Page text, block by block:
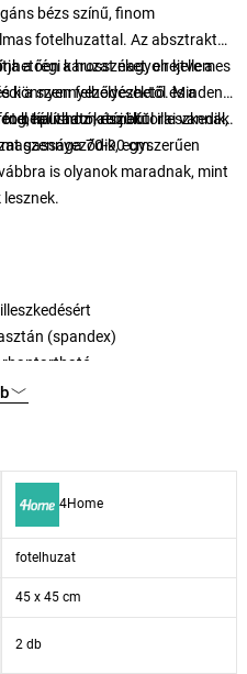
bézs színű, finom
fotelhuzattal. Az absztrakt
a régi karosszéket, elrejtve a
a szennyeződésektől és a
ha vadonatúj bútorai vannak.
a huzat nagyon kellemes
könnyen felhelyezhető. Minden
beállítható, remekül illeszkedik,
szennyeződik, egyszerűen
is olyanok maradnak, mint
típushoz készült.
70-90 cm.
(spandex)
nem szárítható
4Home
fotelhuzat
45 x 45 cm
2 db